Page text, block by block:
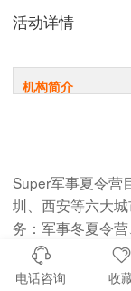
活动详情
机构简介
Super军事夏令营
圳、西安等六大
务：军事冬夏令
学生军训、中小
工拓展训练并提
电话咨询 收